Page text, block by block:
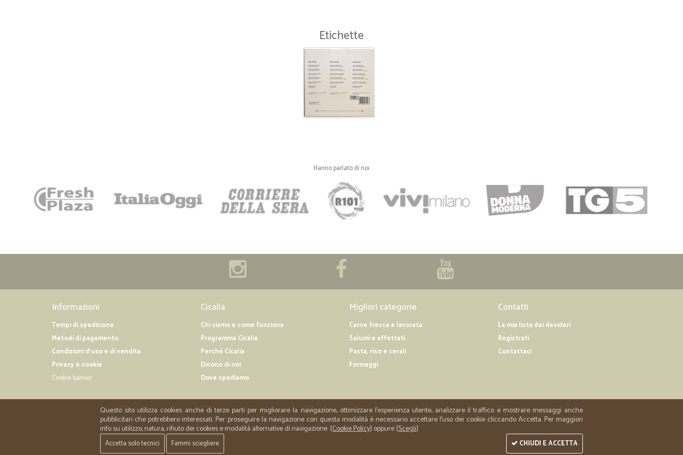
eccezionale puntualita'
eccezionale puntualita'
Etichette
Hanno parlato di noi
Informazioni
Tempi di spedizione
Metodi di pagamento
Condizioni d'uso e di vendita
Privacy e cookie
Cookie banner
Cicalia
Chi siamo e come funziona
Programma Cicalia
Perché Cicalia
Dicono di noi
Dove spediamo
Migliori categorie
Carne fresca e lavorata
Salumi e affettati
Pasta, riso e cerali
Formaggi
Contatti
La mia lista dei desideri
Registrati
Contattaci
Questo sito utilizza cookies anche di terze parti per migliorare la navigazione, ottimizzare l'esperienza utente, analizzare il traffico e mostrare messaggi anche
pubblicitari che potrebbero interessati. Per proseguire la navigazione con questa modalità è necessario accettare l'uso dei cookie cliccando Accetta. Per maggiori
info su utilizzo, natura, rifiuto dei cookies e modalità alternative di navigazione: [Cookie Policy] oppure [Scegli]
Accetta solo tecnici Fammi sciegliere CHIUDI E ACCETTA